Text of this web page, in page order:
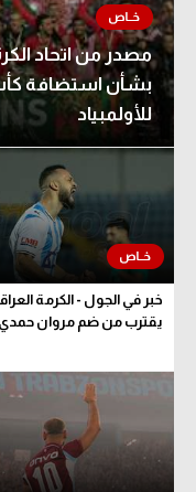
مصدر من اتحاد
للأولمبياد
خبر في الجول - الكرمة
يقترب من ضم مروان حمدي